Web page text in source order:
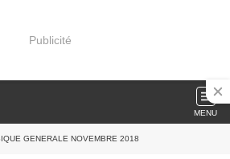
Publicité
MENU
GENERALE NOVEMBRE 2018